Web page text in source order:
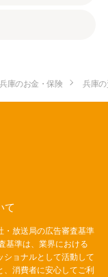
兵庫のお金・保険 兵庫
て
・放送局の広告審査基準
基準は、業界における
ョナルとして活動して
、消費者に安心してご利